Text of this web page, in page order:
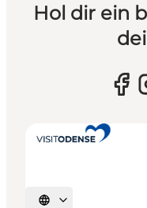
Hol dir ein
Sprache auswählen